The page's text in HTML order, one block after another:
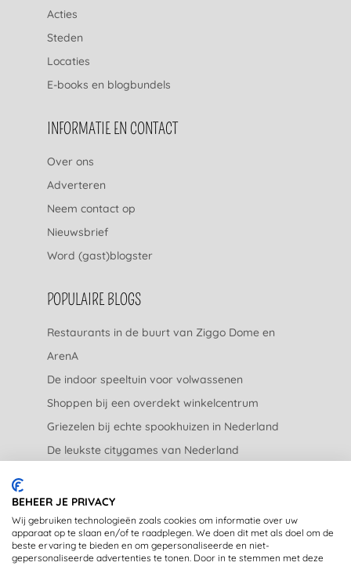
Acties
Steden
Locaties
E-books en blogbundels
INFORMATIE EN CONTACT
Over ons
Adverteren
Neem contact op
Nieuwsbrief
Word (gast)blogster
POPULAIRE BLOGS
Restaurants in de buurt van Ziggo Dome en
ArenA
De indoor speeltuin voor volwassenen
Shoppen bij een overdekt winkelcentrum
Griezelen bij echte spookhuizen in Nederland
De leukste citygames van Nederland
JURIDISCH
Privacyverklaring
BEHEER JE PRIVACY
Wij gebruiken technologieën zoals cookies om informatie over uw
apparaat op te slaan en/of te raadplegen. We doen dit met als doel om de
beste ervaring te bieden en om gepersonaliseerde en niet-
gepersonaliseerde advertenties te tonen. Door in te stemmen met deze